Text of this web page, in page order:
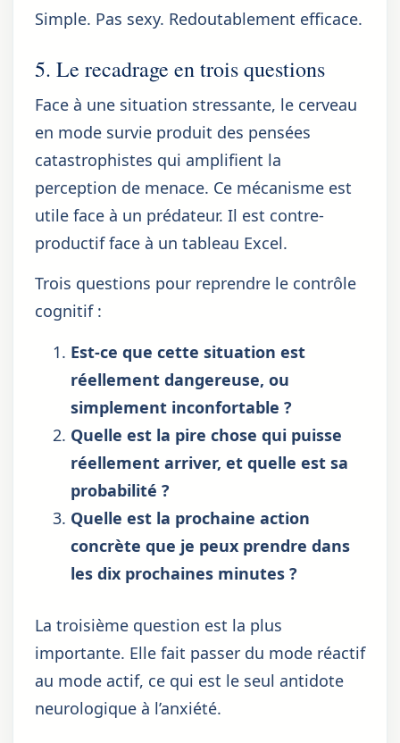
Simple. Pas sexy. Redoutablement efficace.
5. Le recadrage en trois questions
Face à une situation stressante, le cerveau
en mode survie produit des pensées
catastrophistes qui amplifient la
perception de menace. Ce mécanisme est
utile face à un prédateur. Il est contre-
productif face à un tableau Excel.
Trois questions pour reprendre le contrôle
cognitif :
Est-ce que cette situation est
réellement dangereuse, ou
simplement inconfortable ?
Quelle est la pire chose qui puisse
réellement arriver, et quelle est sa
probabilité ?
Quelle est la prochaine action
concrète que je peux prendre dans
les dix prochaines minutes ?
La troisième question est la plus
importante. Elle fait passer du mode réactif
au mode actif, ce qui est le seul antidote
neurologique à l’anxiété.